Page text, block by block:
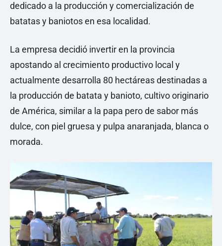
dedicado a la producción y comercialización de
batatas y baniotos en esa localidad.
La empresa decidió invertir en la provincia
apostando al crecimiento productivo local y
actualmente desarrolla 80 hectáreas destinadas a
la producción de batata y banioto, cultivo originario
de América, similar a la papa pero de sabor más
dulce, con piel gruesa y pulpa anaranjada, blanca o
morada.